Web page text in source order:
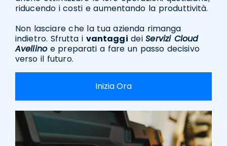
riducendo i costi e aumentando la produttività.
Non lasciare che la tua azienda rimanga
indietro. Sfrutta i vantaggi deiServizi Cloud
Avellinoe preparati a fare un passo decisivo
verso il futuro.
Inizia Ora